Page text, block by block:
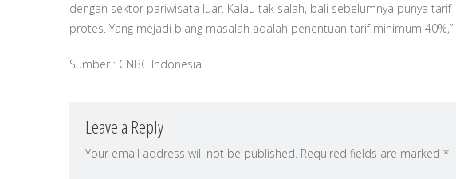
dengan sektor pariwisata luar. Kalau tak salah, bali sebelumnya punya
protes. Yang mejadi biang masalah adalah penentuan tarif minimum 40%,”
Sumber : CNBC Indonesia
Leave a Reply
Your email address will not be published. Required fields are marked *